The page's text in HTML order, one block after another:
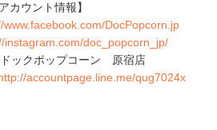
カウント情報】
www.facebook.com/DocPopcorn.jp
instagram.com/doc_popcorn_jp/
ックポップコーン 原宿店
accountpage.line.me/qug7024x